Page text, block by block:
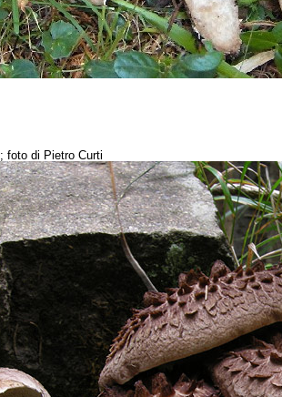
; foto di Pietro Curti